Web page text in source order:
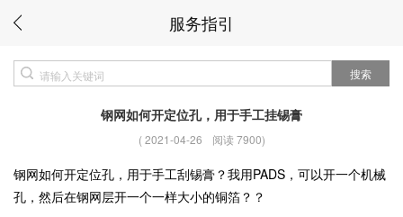
服务指引
搜索
钢网如何开定位孔，用于手工挂锡膏
(2021-04-26 阅读 7900)
钢网如何开定位孔，用于手工刮锡膏？我用PADS，可以开一个机械
孔，然后在钢网层开一个一样大小的铜箔？？